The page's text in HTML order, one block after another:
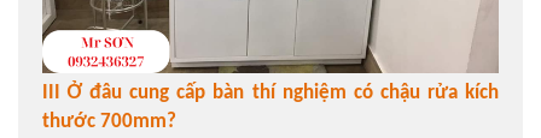
III Ở đâu cung cấp bàn thí nghiệm có chậu rửa kích
thước 700mm?